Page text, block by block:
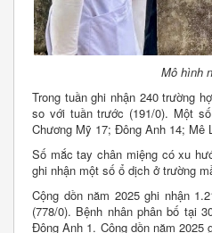
Mô hình
Trong tuần ghi nhận 240 trường
so với tuần trước (191/0). Một
Chương Mỹ 17; Đông Anh 14; Mê
Số mắc tay chân miệng có xu
ghi nhận một số ổ dịch ở trường
Cộng dồn năm 2025 ghi nhận
(778/0). Bệnh nhân phân bố tại
Đông Anh 1. Cộng dồn năm